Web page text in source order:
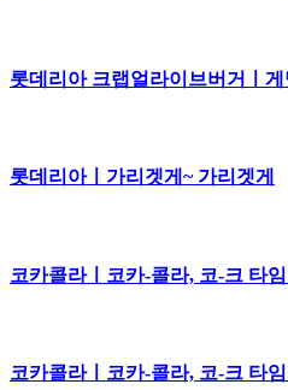
롯데리아 크랩얼라이브버거ㅣ
롯데리아ㅣ가리겟게~ 가리겟게
코카콜라ㅣ코카-콜라, 코-크 타
코카콜라ㅣ코카-콜라, 코-크 타